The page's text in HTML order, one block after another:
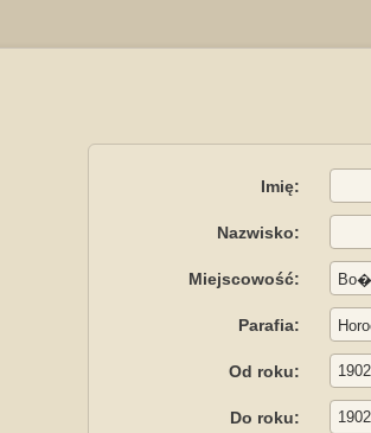
Imię:
Nazwisko:
Miejscowość:
Parafia:
Od roku:
Do roku: